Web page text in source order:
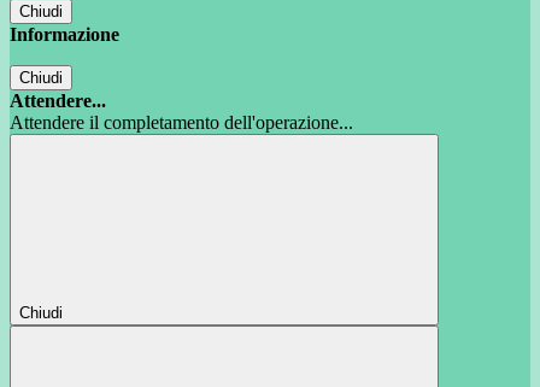
Chiudi
Informazione
Chiudi
Attendere...
Attendere il completamento dell'operazione...
Chiudi